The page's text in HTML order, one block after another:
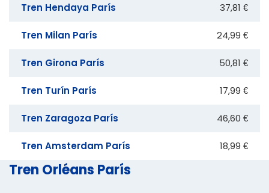
Tren Hendaya París 37,81 €
Tren Milan París 24,99 €
Tren Girona París 50,81 €
Tren Turín París 17,99 €
Tren Zaragoza París 46,60 €
Tren Amsterdam París 18,99 €
Tren Orléans París